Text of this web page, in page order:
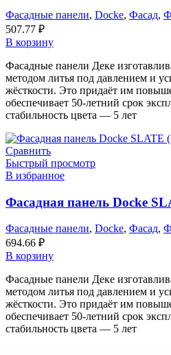
Фасадные панели, Docke, Фасад,
507.77 ₽
В корзину
Фасадные панели Деке
методом литья под давлением и
жёсткости. Это придаёт им
обеспечивает 50-летний срок
стабильность цвета — 5 лет
Сравнить
Быстрый просмотр
В избранное
Фасадная панель Docke
Фасадные панели, Docke, Фасад,
694.66 ₽
В корзину
Фасадные панели Деке
методом литья под давлением и
жёсткости. Это придаёт им
обеспечивает 50-летний срок
стабильность цвета — 5 лет